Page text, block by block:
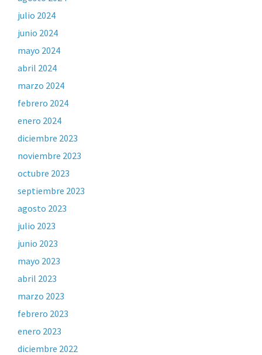
julio 2024
junio 2024
mayo 2024
abril 2024
marzo 2024
febrero 2024
enero 2024
diciembre 2023
noviembre 2023
octubre 2023
septiembre 2023
agosto 2023
julio 2023
junio 2023
mayo 2023
abril 2023
marzo 2023
febrero 2023
enero 2023
diciembre 2022